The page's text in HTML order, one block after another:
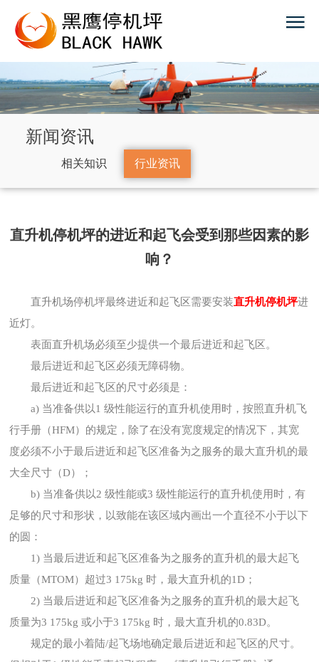
新闻资讯
相关知识 行业资讯
直升机停机坪的进近和起飞会受到那些因素的影
响？
直升机场停机坪最终进近和起飞区需要安装直升机停机坪进
近灯。
表面直升机场必须至少提供一个最后进近和起飞区。
最后进近和起飞区必须无障碍物。
最后进近和起飞区的尺寸必须是：
a) 当准备供以1 级性能运行的直升机使用时，按照直升机飞
行手册（HFM）的规定，除了在没有宽度规定的情况下，其宽
度必须不小于最后进近和起飞区准备为之服务的最大直升机的最
大全尺寸（D）；
b) 当准备供以2 级性能或3 级性能运行的直升机使用时，有
足够的尺寸和形状，以致能在该区域内画出一个直径不小于以下
的圆：
1) 当最后进近和起飞区准备为之服务的直升机的最大起飞
质量（MTOM）超过3 175kg 时，最大直升机的1D；
2) 当最后进近和起飞区准备为之服务的直升机的最大起飞
质量为3 175kg 或小于3 175kg 时，最大直升机的0.83D。
规定的最小着陆/起飞场地确定最后进近和起飞区的尺寸。